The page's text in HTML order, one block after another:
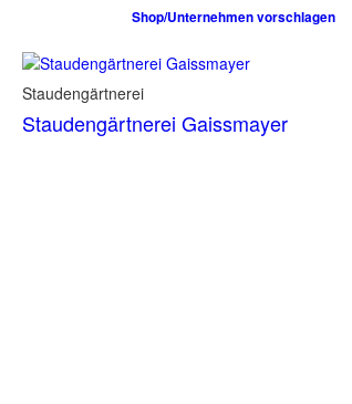
Shop/Unternehmen vorschlagen
Staudengärtnerei
Staudengärtnerei Gaissmayer